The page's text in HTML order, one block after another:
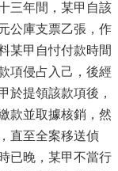
三年間，某甲自該
公庫支票乙張，作
某甲自忖付款時間
項侵占入己，後經
於提領該款項後，
款並取據核銷，然
直至全案移送偵
已晚，某甲不當行